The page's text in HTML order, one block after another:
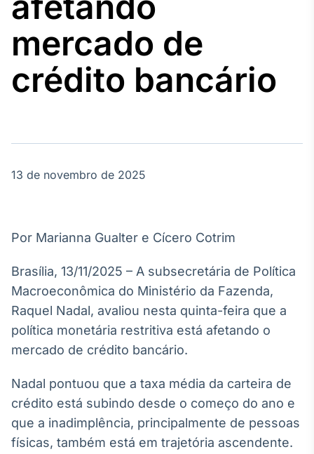
Tudo sobre o
agronegócio
O setor de
no Brasil
Broadcast
White Label
Plataforma para
personalizados
Soluções de Dados
e Conteúdos
Broadcast
OTC
mercado de
crédito bancário
13 de novembro de 2025
Por Marianna Gualter e Cícero Cotrim
Brasília, 13/11/2025 – A subsecretária de Política
Macroeconômica do Ministério da Fazenda,
Raquel Nadal, avaliou nesta quinta-feira que a
política monetária restritiva está afetando o
mercado de crédito bancário.
Nadal pontuou que a taxa média da carteira de
crédito está subindo desde o começo do ano e
que a inadimplência, principalmente de pessoas
físicas, também está em trajetória ascendente.